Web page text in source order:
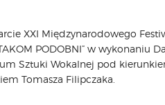
XXI Międzynarodowego
PODOBNI” w wykonaniu
Sztuki Wokalnej pod
Tomasza Filipczaka.